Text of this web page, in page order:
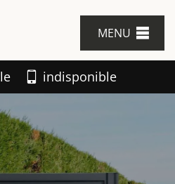
MENU
indisponible